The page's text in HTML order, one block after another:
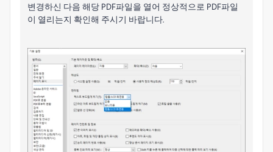
변경하신 다음 해당 PDF파일을 열어 정상적으로 PDF파일
이 열리는지 확인해 주시기 바랍니다.